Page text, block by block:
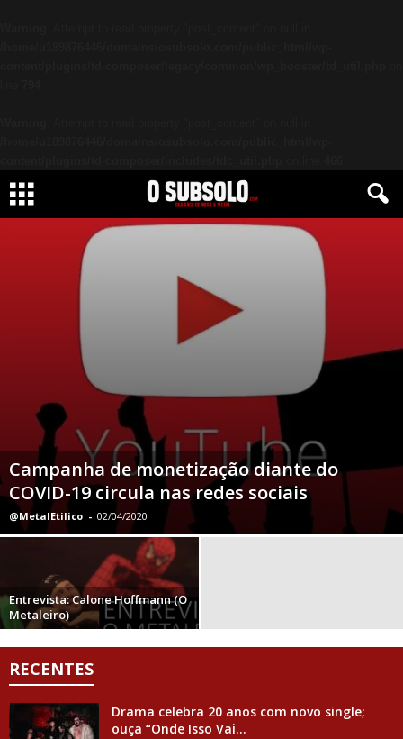
Campanha de monetização diante do
COVID-19 circula nas redes sociais
@MetalEtilico - 02/04/2020
Entrevista: Calone Hoffmann (O
Metaleiro)
RECENTES
Drama celebra 20 anos com novo single;
ouça “Onde Isso Vai...